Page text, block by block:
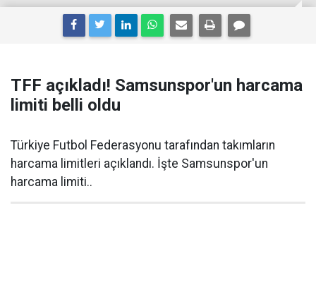
TFF açıkladı! Samsunspor'un harcama
limiti belli oldu
Türkiye Futbol Federasyonu tarafından takımların
harcama limitleri açıklandı. İşte Samsunspor'un
harcama limiti..